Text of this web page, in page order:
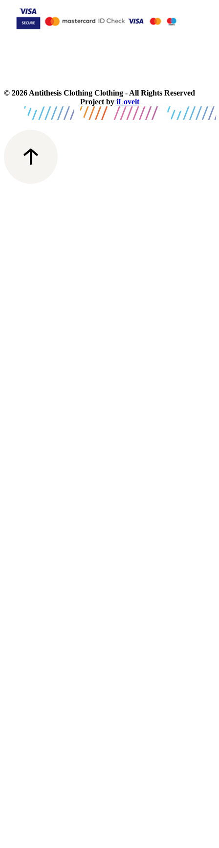
© 2026 Antithesis Clothing Clothing - All Rights Reserved
Project by iLoveit